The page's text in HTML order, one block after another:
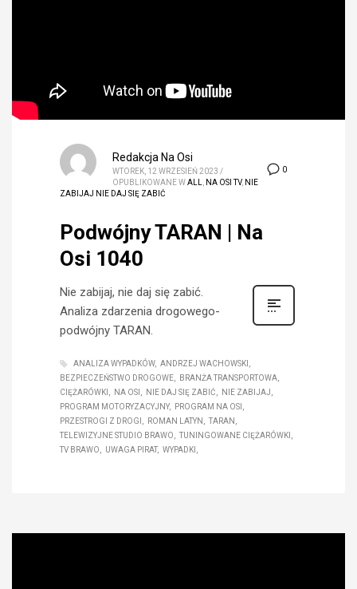
0
Redakcja Na Osi
WTOREK, 12 WRZESIEŃ 2023 /
OPUBLIKOWANE WALL NA OSI TV, NIE
ZABIJAJ NIE DAJ SIĘ ZABIĆ
Podwójny TARAN | Na
Osi 1040
Nie zabijaj, nie daj się zabić.
Analiza zdarzenia drogowego-
podwójny TARAN.
ANALIZA WYPADKÓW
ANDRZEJ WACHOWSKI
BEZPIECZEŃSTWO DROGOWE
BRANŻA TRANSPORTOWA
CIĘŻARÓWKI
NA OSI NIE DAJ SIĘ ZABIĆ
NIE ZABIJAJ
PROGRAM MOTORYZACYJNY
PROGRAM NA OSI
PRZESTROGI Z DROGI
ROMAN LATYN
TARAN
TELEWIZYJNE STUDIO BRAWO
TUNINGOWANE CIĘŻARÓWKI
TV BRAWO
UWAGA PIRAT WYPADKI